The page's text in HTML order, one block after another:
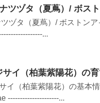
ツヅタ（夏蔦）/ ボス
ヅタ（夏蔦）/ ボストン
...
サイ（柏葉紫陽花）の
イ（柏葉紫陽花）の基
---------------------...